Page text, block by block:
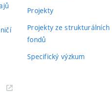
Projekty
Projekty ze strukturálních
fondů
Specifický výzkum